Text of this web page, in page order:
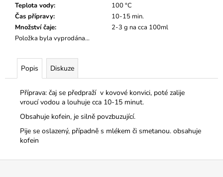
Teplota vody:
100 °C
Čas přípravy:
10-15 min.
Množství čaje:
2-3 g na cca 100ml
Položka byla vyprodána…
Popis Diskuze
Příprava: čaj se předpraží v kovové konvici, poté zalije
vroucí vodou a louhuje cca 10-15 minut.
Obsahuje kofein, je silně povzbuzující.
Pije se oslazený, případně s mlékem či smetanou. obsahuje
kofein